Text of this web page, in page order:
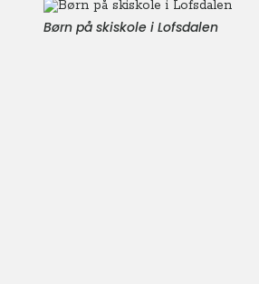
Børn på skiskole i Lofsdalen